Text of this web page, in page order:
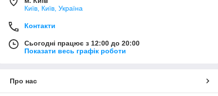
Київ, Київ, Україна
Контакти
Сьогодні працює з 12:00 до 20:00
Показати весь графік роботи
Про нас